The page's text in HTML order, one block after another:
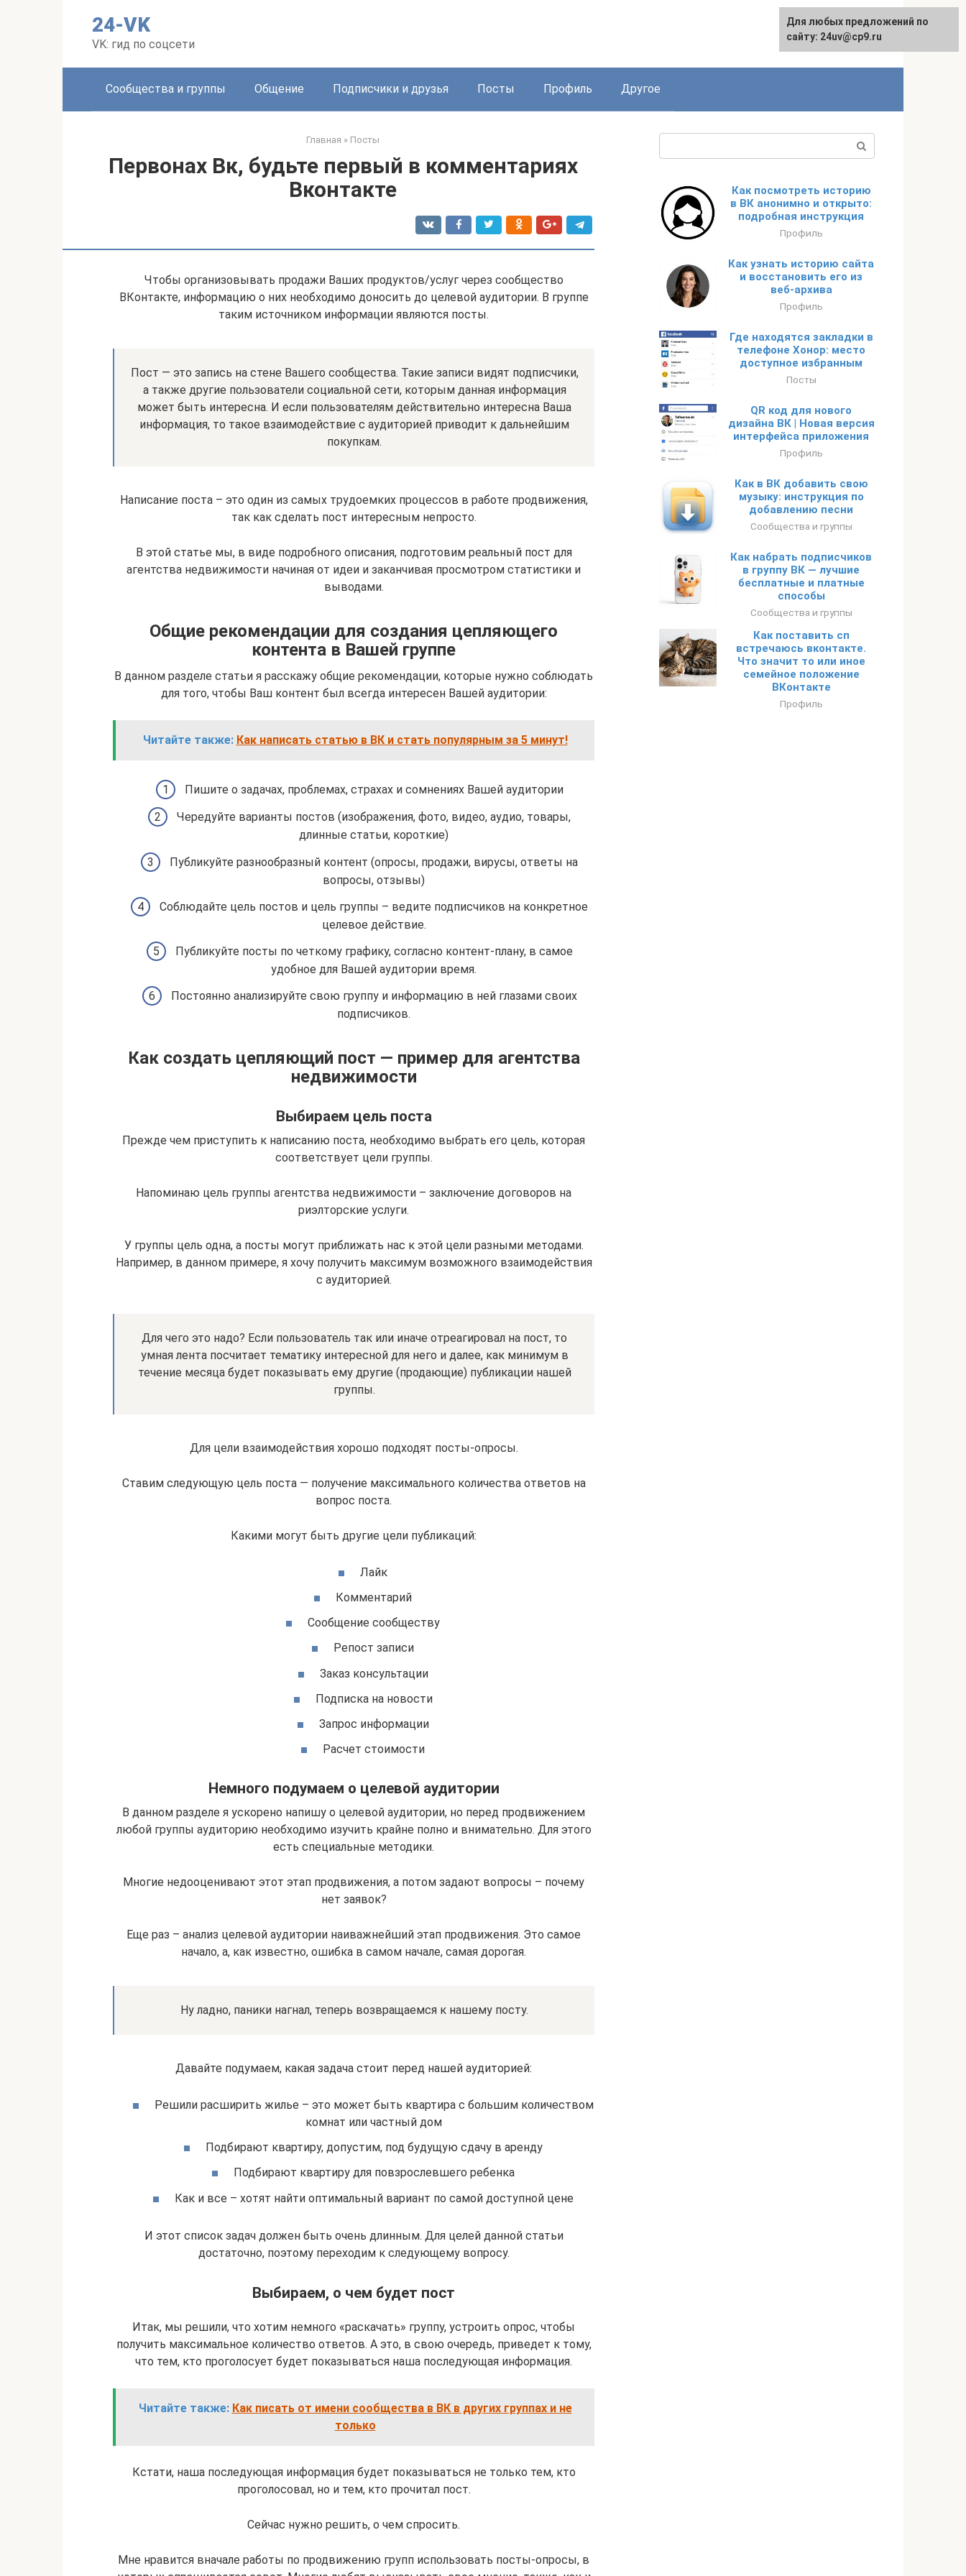
24-VK
VK: гид по соцсети
Сообщества и группы Общение Подписчики и друзья Посты Профиль Другое
Главная » Посты
Первонах Вк, будьте первый в комментариях
Вконтакте
Чтобы организовывать продажи Ваших продуктов/услуг через сообщество
ВКонтакте, информацию о них необходимо доносить до целевой аудитории. В группе
таким источником информации являются посты.
Пост — это запись на стене Вашего сообщества. Такие записи видят подписчики,
а также другие пользователи социальной сети, которым данная информация
может быть интересна. И если пользователям действительно интересна Ваша
информация, то такое взаимодействие с аудиторией приводит к дальнейшим
покупкам.
Написание поста – это один из самых трудоемких процессов в работе продвижения,
так как сделать пост интересным непросто.
В этой статье мы, в виде подробного описания, подготовим реальный пост для
агентства недвижимости начиная от идеи и заканчивая просмотром статистики и
выводами.
Общие рекомендации для создания цепляющего
контента в Вашей группе
В данном разделе статьи я расскажу общие рекомендации, которые нужно соблюдать
для того, чтобы Ваш контент был всегда интересен Вашей аудитории:
Читайте также: Как написать статью в ВК и стать популярным за 5 минут!
Пишите о задачах, проблемах, страхах и сомнениях Вашей аудитории
Чередуйте варианты постов (изображения, фото, видео, аудио, товары,
длинные статьи, короткие)
Публикуйте разнообразный контент (опросы, продажи, вирусы, ответы на
вопросы, отзывы)
Соблюдайте цель постов и цель группы – ведите подписчиков на конкретное
целевое действие.
Публикуйте посты по четкому графику, согласно контент-плану, в самое
удобное для Вашей аудитории время.
Постоянно анализируйте свою группу и информацию в ней глазами своих
подписчиков.
Как создать цепляющий пост — пример для агентства
недвижимости
Выбираем цель поста
Прежде чем приступить к написанию поста, необходимо выбрать его цель, которая
соответствует цели группы.
Напоминаю цель группы агентства недвижимости – заключение договоров на
риэлторские услуги.
У группы цель одна, а посты могут приближать нас к этой цели разными методами.
Например, в данном примере, я хочу получить максимум возможного взаимодействия
с аудиторией.
Для чего это надо? Если пользователь так или иначе отреагировал на пост, то
умная лента посчитает тематику интересной для него и далее, как минимум в
течение месяца будет показывать ему другие (продающие) публикации нашей
группы.
Для цели взаимодействия хорошо подходят посты-опросы.
Ставим следующую цель поста — получение максимального количества ответов на
вопрос поста.
Какими могут быть другие цели публикаций:
Лайк
Комментарий
Сообщение сообществу
Репост записи
Заказ консультации
Подписка на новости
Запрос информации
Расчет стоимости
Немного подумаем о целевой аудитории
В данном разделе я ускорено напишу о целевой аудитории, но перед продвижением
любой группы аудиторию необходимо изучить крайне полно и внимательно. Для этого
есть специальные методики.
Многие недооценивают этот этап продвижения, а потом задают вопросы – почему
нет заявок?
Еще раз – анализ целевой аудитории наиважнейший этап продвижения. Это самое
начало, а, как известно, ошибка в самом начале, самая дорогая.
Ну ладно, паники нагнал, теперь возвращаемся к нашему посту.
Давайте подумаем, какая задача стоит перед нашей аудиторией:
Решили расширить жилье – это может быть квартира с большим количеством
комнат или частный дом
Подбирают квартиру, допустим, под будущую сдачу в аренду
Подбирают квартиру для повзрослевшего ребенка
Как и все – хотят найти оптимальный вариант по самой доступной цене
И этот список задач должен быть очень длинным. Для целей данной статьи
достаточно, поэтому переходим к следующему вопросу.
Выбираем, о чем будет пост
Итак, мы решили, что хотим немного «раскачать» группу, устроить опрос, чтобы
получить максимальное количество ответов. А это, в свою очередь, приведет к тому,
что тем, кто проголосует будет показываться наша последующая информация.
Читайте также: Как писать от имени сообщества в ВК в других группах и не
только
Кстати, наша последующая информация будет показываться не только тем, кто
проголосовал, но и тем, кто прочитал пост.
Сейчас нужно решить, о чем спросить.
Мне нравится вначале работы по продвижению групп использовать посты-опросы, в
Как посмотреть историю
в ВК анонимно и открыто:
подробная инструкция
Профиль
Как узнать историю сайта
и восстановить его из
веб-архива
Профиль
Где находятся закладки в
телефоне Хонор: место
доступное избранным
Посты
QR код для нового
дизайна ВК | Новая версия
интерфейса приложения
Профиль
Как в ВК добавить свою
музыку: инструкция по
добавлению песни
Сообщества и группы
Как набрать подписчиков
в группу ВК — лучшие
бесплатные и платные
способы
Сообщества и группы
Как поставить сп
встречаюсь вконтакте.
Что значит то или иное
семейное положение
ВКонтакте
Профиль
Для любых предложений по
сайту: 24uv@cp9.ru